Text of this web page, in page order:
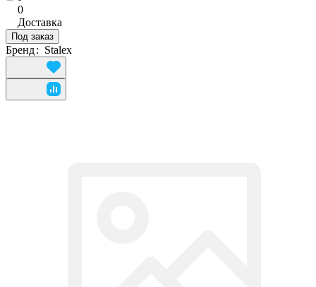
0
Доставка
Под заказ
Бренд: Stalex